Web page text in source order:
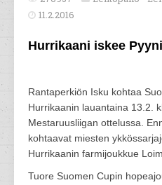
11.2.2016
Hurrikaani iskee
Rantaperkiön Isku kohtaa
Hurrikaanin lauantaina 13.2.
Mestaruusliigan ottelussa.
kohtaavat miesten
Hurrikaanin farmijoukkue
Tuore Suomen Cupin